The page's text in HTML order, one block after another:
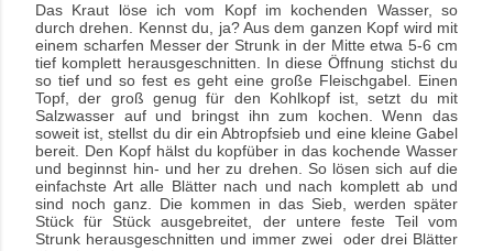
Das Kraut löse ich vom Kopf im kochenden Wasser, so
durch drehen. Kennst du, ja? Aus dem ganzen Kopf wird mit
einem scharfen Messer der Strunk in der Mitte etwa 5-6 cm
tief komplett herausgeschnitten. In diese Öffnung stichst du
so tief und so fest es geht eine große Fleischgabel. Einen
Topf, der groß genug für den Kohlkopf ist, setzt du mit
Salzwasser auf und bringst ihn zum kochen. Wenn das
soweit ist, stellst du dir ein Abtropfsieb und eine kleine Gabel
bereit. Den Kopf hälst du kopfüber in das kochende Wasser
und beginnst hin- und her zu drehen. So lösen sich auf die
einfachste Art alle Blätter nach und nach komplett ab und
sind noch ganz. Die kommen in das Sieb, werden später
Stück für Stück ausgebreitet, der untere feste Teil vom
Strunk herausgeschnitten und immer zwei
oder drei Blätter